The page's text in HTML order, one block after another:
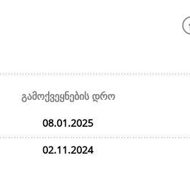
გამოქვეყნების დრო
08.01.2025
02.11.2024